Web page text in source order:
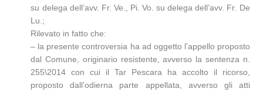
su delega dell’avv. Fr. Ve., Pi. Vo. su delega dell’avv. Fr. De
Lu.;
Rilevato in fatto che:
– la presente controversia ha ad oggetto l’appello proposto
dal Comune, originario resistente, avverso la sentenza n.
255\2014 con cui il Tar Pescara ha accolto il ricorso,
proposto dall’odierna parte appellata, avverso gli atti